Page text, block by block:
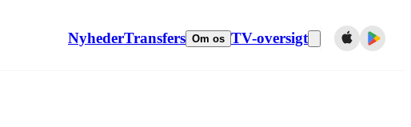
NyhederTransfers Om os TV-oversigt